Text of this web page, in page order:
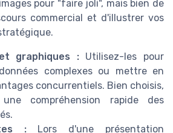
pour "faire joli", mais bien de
commercial et d'illustrer vos
graphiques :Utilisez-les pour
complexes ou mettre en
concurrentiels. Bien choisis,
compréhension rapide des
:Lors d'une présentation